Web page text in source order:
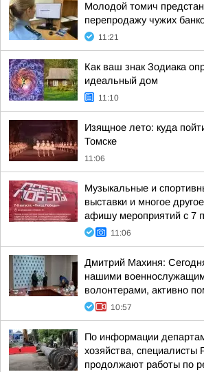
Молодой томич
перепродажу чужих
11:21
Как ваш знак Зодиака
идеальный дом
11:10
Изящное лето: куда
Томске
11:06
Музыкальные и
выставки и многое
афишу мероприятий с 7
11:06
Дмитрий Махиня:
нашими
волонтерами, активно
10:57
По информации
хозяйства, специалисты
продолжают работы по